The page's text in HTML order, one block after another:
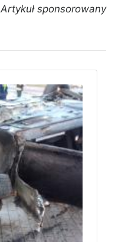
Artykuł sponsorowany